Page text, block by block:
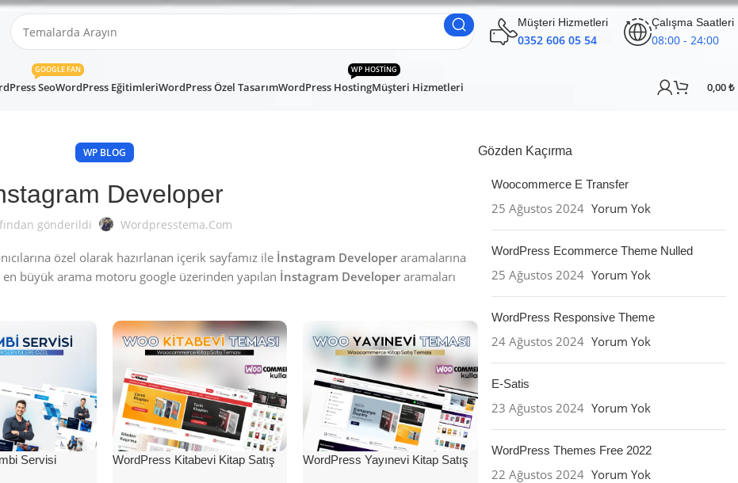
Müşteri Hizmetleri
0352 606 05 54
Çalışma Saatleri
08:00 - 24:00
Seo
GOOGLE FAN
WordPress EğitimleriWordPress Özel TasarımWordPress Hosting
WP HOSTING
Müşteri Hizmetleri 0,00₺
WP BLOG
Developer
gönderildi Wordpresstema.com
özel olarak hazırlanan içerik sayfamız ile İnstagram Developer aramalarına
büyük arama motoru google üzerinden yapılan İnstagram Developer aramaları
Servisi
WordPress Kitabevi Kitap Satış
WordPress Yayınevi Kitap Satış
Gözden Kaçırma
Woocommerce E Transfer
25 Ağustos 2024 Yorum Yok
WordPress Ecommerce Theme Nulled
25 Ağustos 2024 Yorum Yok
WordPress Responsive Theme
24 Ağustos 2024 Yorum Yok
E-Satis
23 Ağustos 2024 Yorum Yok
WordPress Themes Free 2022
22 Ağustos 2024 Yorum Yok